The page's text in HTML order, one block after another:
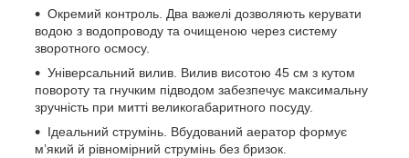
Окремий контроль. Два важелі дозволяють керувати
водою з водопроводу та очищеною через систему
зворотного осмосу.
Універсальний вилив. Вилив висотою 45 см з кутом
повороту та гнучким підводом забезпечує максимальну
зручність при митті великогабаритного посуду.
Ідеальний струмінь. Вбудований аератор формує
м’який й рівномірний струмінь без бризок.